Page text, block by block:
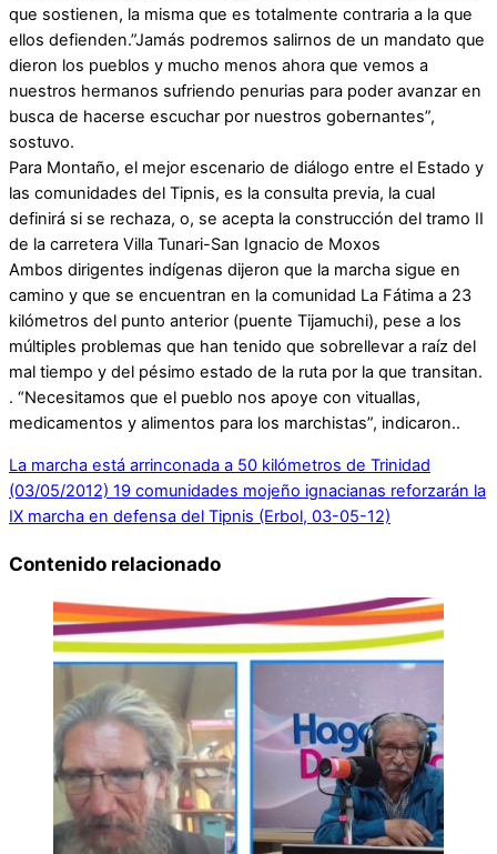
que sostienen, la misma que es totalmente contraria a la que
ellos defienden.”Jamás podremos salirnos de un mandato que
dieron los pueblos y mucho menos ahora que vemos a
nuestros hermanos sufriendo penurias para poder avanzar en
busca de hacerse escuchar por nuestros gobernantes”,
sostuvo.
Para Montaño, el mejor escenario de diálogo entre el Estado y
las comunidades del Tipnis, es la consulta previa, la cual
definirá si se rechaza, o, se acepta la construcción del tramo II
de la carretera Villa Tunari-San Ignacio de Moxos
Ambos dirigentes indígenas dijeron que la marcha sigue en
camino y que se encuentran en la comunidad La Fátima a 23
kilómetros del punto anterior (puente Tijamuchi), pese a los
múltiples problemas que han tenido que sobrellevar a raíz del
mal tiempo y del pésimo estado de la ruta por la que transitan.
. “Necesitamos que el pueblo nos apoye con vituallas,
medicamentos y alimentos para los marchistas”, indicaron..
La marcha está arrinconada a 50 kilómetros de Trinidad
(03/05/2012) 19 comunidades mojeño ignacianas reforzarán la
IX marcha en defensa del Tipnis (Erbol, 03-05-12)
Contenido relacionado